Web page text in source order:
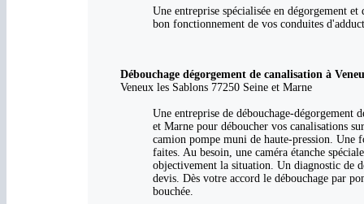
Une entreprise spécialisée en dégorgement
bon fonctionnement de vos conduites
Débouchage dégorgement de canalisation à
Veneux les Sablons 77250 Seine et Marne
Une entreprise de débouchage-dégorgement
et Marne pour déboucher vos canalisations
camion pompe muni de haute-pression. Une
faites. Au besoin, une caméra étanche
objectivement la situation. Un diagnostic de
devis. Dès votre accord le débouchage par
bouchée.